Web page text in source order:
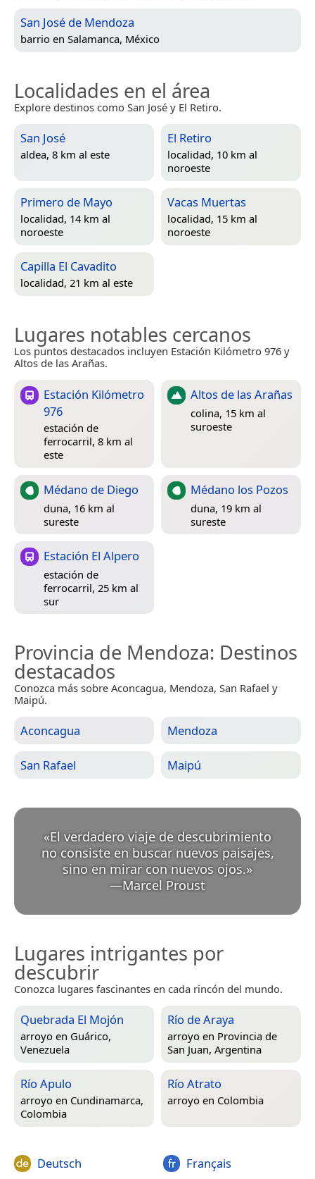
San José de Mendoza
barrio en Salamanca, México
Localidades en el área
Explore destinos como San José y El Retiro.
San José
aldea, 8 km al este
El Retiro
localidad, 10 km al
noroeste
Primero de Mayo
localidad, 14 km al
noroeste
Vacas Muertas
localidad, 15 km al
noroeste
Capilla El Cavadito
localidad, 21 km al este
Lugares notables cercanos
Los puntos destacados incluyen Estación Kilómetro 976 y
Altos de las Arañas.
Estación Kilómetro
976
estación de
ferrocarril, 8 km al
este
Altos de las Arañas
colina, 15 km al
suroeste
Médano de Diego
duna, 16 km al
sureste
Médano los Pozos
duna, 19 km al
sureste
Estación El Alpero
estación de
ferrocarril, 25 km al
sur
Provincia de Mendoza: Destinos
destacados
Conozca más sobre Aconcagua, Mendoza, San Rafael y
Maipú.
Aconcagua Mendoza
San Rafael Maipú
«El verdadero viaje de descubrimiento
no consiste en buscar nuevos paisajes,
sino en mirar con nuevos ojos.
—Marcel Proust
Lugares intrigantes por
descubrir
Conozca lugares fascinantes en cada rincón del mundo.
Quebrada El Mojón
arroyo en Guárico,
Venezuela
Río de Araya
arroyo en Provincia de
San Juan, Argentina
Río Apulo
arroyo en Cundinamarca,
Colombia
Río Atrato
arroyo en Colombia
Deutsch Français